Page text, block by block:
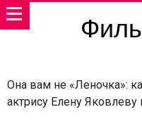
Она вам не «Леночка»:
актрису Елену